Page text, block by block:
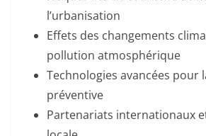
l’urbanisation
Effets des changements
pollution atmosphérique
Technologies avancées pour
préventive
Partenariats internationaux